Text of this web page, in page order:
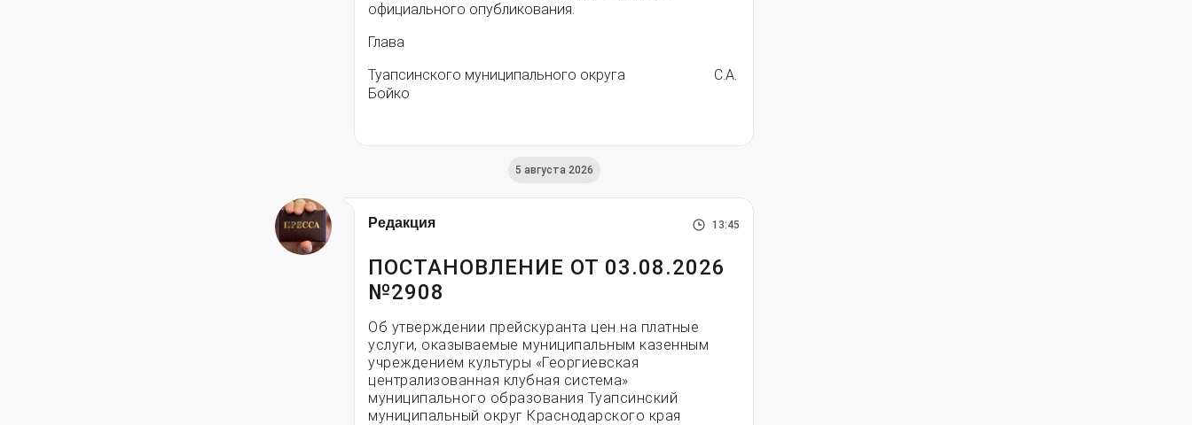
официального опубликования.
Глава
Туапсинского муниципального округа С.А.
Бойко
5 августа 2026
Редакция 13:45
ПОСТАНОВЛЕНИЕ ОТ 03.08.2026
№2908
Об утверждении прейскуранта цен на платные
услуги, оказываемые муниципальным казенным
учреждением культуры «Георгиевская
централизованная клубная система»
муниципального образования Туапсинский
муниципальный округ Краснодарского края